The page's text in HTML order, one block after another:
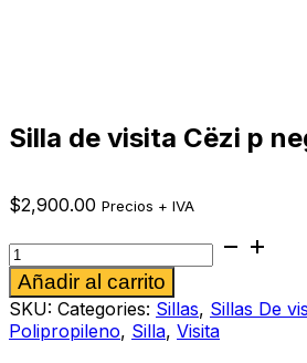
Silla de visita Cëzi p
$2,900.00 Precios + IVA
Silla
de
visita
Cëzi
p
negro
Añadir al carrito
SKU: Categories: Sillas, Sillas De
Polipropileno, Silla, Visita